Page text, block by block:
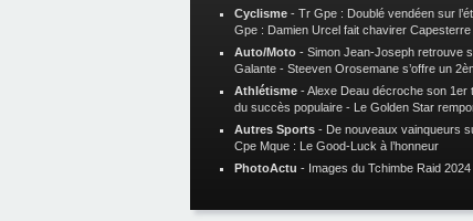
Cyclisme - Tr Gpe : Doublé vendéen sur
Gpe : Damien Urcel fait chavirer Capesterre
Auto/Moto - Simon Jean-Joseph retrouve
Galante - Steeven Orosemane s’offre un
Athlétisme -Alexe Deau décroche son 1er
du succès populaire - Le Golden Star
Autres Sports - De nouveaux vainqueurs
Cpe Mque : Le Good-Luck à l’honneur
PhotoActu - Images du Tchimbe Raid 2024